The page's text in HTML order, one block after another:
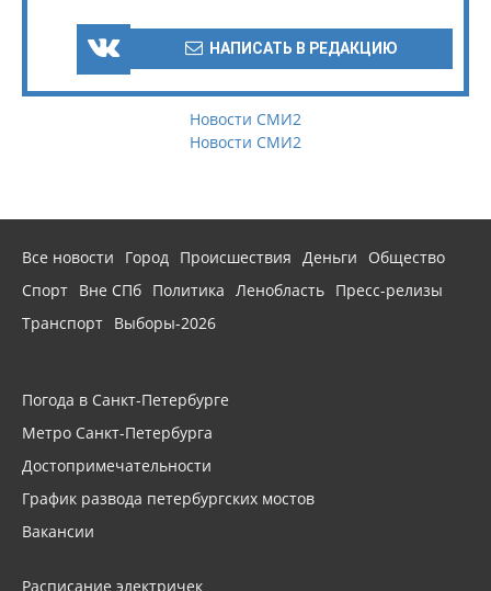
НАПИСАТЬ В РЕДАКЦИЮ
Новости СМИ2
Новости СМИ2
Все новости Город Происшествия Деньги
Общество
Спорт Вне СПб Политика Ленобласть Пресс-релизы
Транспорт Выборы-2026
Погода в Санкт-Петербурге
Метро Санкт-Петербурга
Достопримечательности
График развода петербургских мостов
Вакансии
Расписание электричек